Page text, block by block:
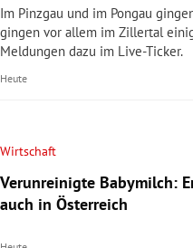
Im Pinzgau und im Pongau
gingen vor allem im Zillertal
Meldungen dazu im Live-Ticker.
Heute
Wirtschaft
Verunreinigte Babymilch:
auch in Österreich